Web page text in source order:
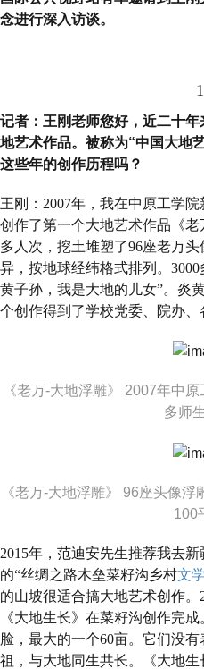
念进行深入访谈。
1
记者：王刚老师您好，近二十
地艺术作品。被称为“中国大地
这些年的创作历程吗？
王刚：2007年，我在中原工学院
创作了第一个大地艺术作品《
多人次，挖土堆塑了96座老万
异，按地球经纬格式排列。
黄子孙，我是大地的儿女”。炎
个创作得到了学校党委、院办、
《老万-大地浮雕》 2007年中
多师
《老万-大地浮雕》 96座头像
100
2015年，范迪安先生推荐我去
的“丝绸之路木垒菜籽沟乡村文学
的山坡很适合搞大地艺术创作
《大地生长》在菜籽沟创作完
脸，最大的一个60亩。它们没
祖，与大地同生共长。《大地